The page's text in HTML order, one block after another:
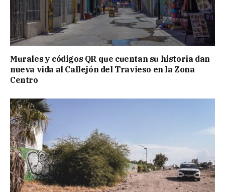
Murales y códigos QR que cuentan su historia dan
nueva vida al Callejón del Travieso en la Zona
Centro